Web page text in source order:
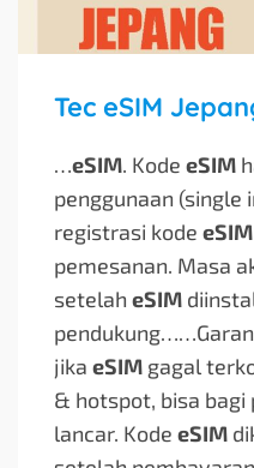
…eSIM. Kode eSIM
penggunaan (single
registrasi kode eSIM
pemesanan. Masa
setelah eSIM
pendukung…
jika eSIM gagal
& hotspot, bisa
lancar. Kode eSIM